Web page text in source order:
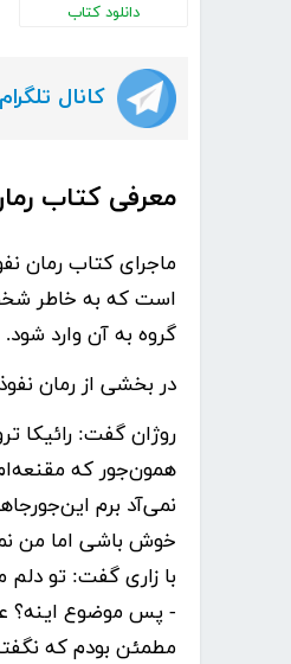
دانلود کتاب
کانال
معرفی کتاب
ماجرای کتاب رمان
است که به خاطر
گروه به آن وارد شود.
در بخشی از رمان
روژان گفت: رائیکا
همون‌جور که
نمی‌آد برم
خوش باشی اما من
با زاری گفت: تو
- پس موضوع اینه؟
مطمئن بودم که